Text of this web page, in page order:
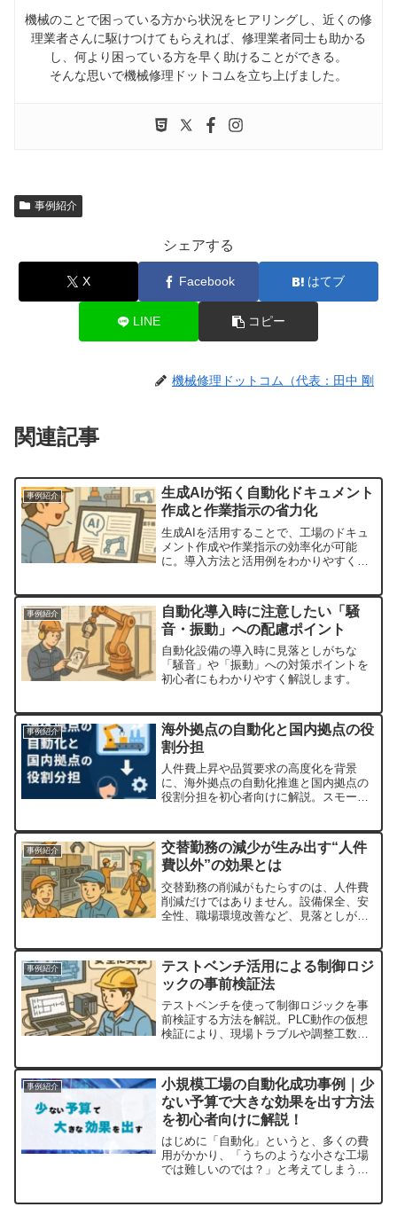
機械のことで困っている方から状況をヒアリングし、近くの修
理業者さんに駆けつけてもらえれば、修理業者同士も助かる
し、何より困っている方を早く助けることができる。
そんな思いで機械修理ドットコムを立ち上げました。
事例紹介
シェアする
X Facebook はてブ
LINE コピー
機械修理ドットコム（代表：田中 剛
関連記事
事例紹介
生成AIが拓く自動化ドキュメント
作成と作業指示の省力化
生成AIを活用することで、工場のドキュ
メント作成や作業指示の効率化が可能
に。導入方法と活用例をわかりやすく解
事例紹介
自動化導入時に注意したい「騒
音・振動」への配慮ポイント
自動化設備の導入時に見落としがちな
「騒音」や「振動」への対策ポイントを
初心者にもわかりやすく解説します。
事例紹介
海外拠点の自動化と国内拠点の役
割分担
人件費上昇や品質要求の高度化を背景
に、海外拠点の自動化推進と国内拠点の
役割分担を初心者向けに解説。スモール
進め方と成功事例をわかりやすく紹介。
実践ポイントも提示。
事例紹介
交替勤務の減少が生み出す“人件
費以外”の効果とは
交替勤務の削減がもたらすのは、人件費
削減だけではありません。設備保全、安
全性、職場環境改善など、見落としがち
事例紹介
テストベンチ活用による制御ロジ
ックの事前検証法
テストベンチを使って制御ロジックを事
前検証する方法を解説。PLC動作の仮想
検証により、現場トラブルや調整工数を
事例紹介
小規模工場の自動化成功事例｜少
ない予算で大きな効果を出す方法
を初心者向けに解説！
はじめに「自動化」というと、多くの費
用がかかり、「うちのような小さな工場
では難しいのでは？」と考えてしまうこ